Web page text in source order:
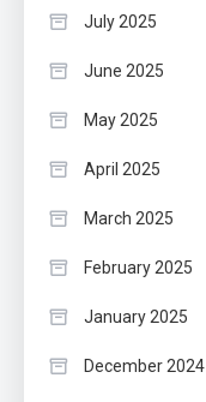
July 2025
June 2025
May 2025
April 2025
March 2025
February 2025
January 2025
December 2024